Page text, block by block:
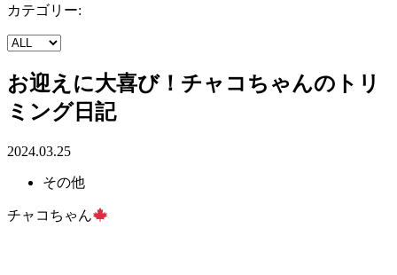
カテゴリー:
お迎えに大喜び！チャコちゃんのトリ
ミング日記
2024.03.25
その他
チャコちゃん